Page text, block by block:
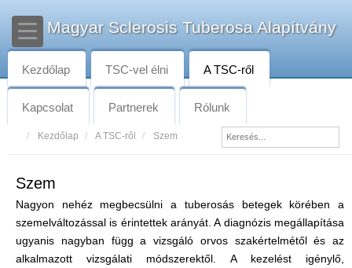
Magyar Sclerosis Tuberosa Alapítvány
Kezdőlap TSC-vel élni A TSC-ről
Kapcsolat Partnerek Rólunk
Kezdőlap A TSC-ről Szem
Szem
Nagyon nehéz megbecsülni a tuberosás betegek körében a
szemelváltozással is érintettek arányát. A diagnózis megállapítása
ugyanis nagyban függ a vizsgáló orvos szakértelmétől és az
alkalmazott vizsgálati módszerektől. A kezelést igénylő,